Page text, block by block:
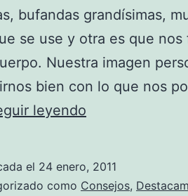
bufandas grandísimas,
se use y otra es que
Nuestra imagen
bien con lo que nos
leyendo
tipo
el 24 enero, 2011
como Consejos,